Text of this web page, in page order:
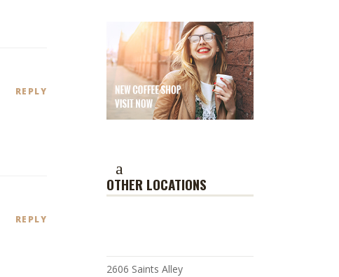
REPLY
REPLY
OTHER LOCATIONS
2606 Saints Alley